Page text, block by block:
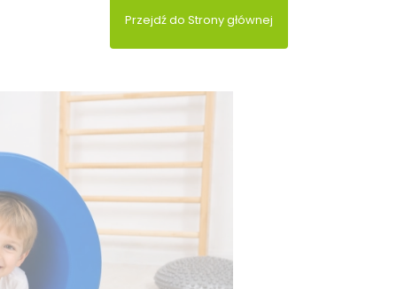
Przejdź do Strony głównej